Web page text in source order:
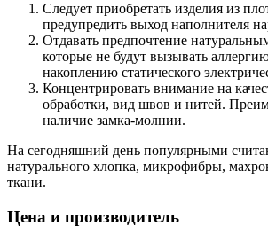
Следует приобретать изделия из
предупредить выход наполнителя
Отдавать предпочтение
которые не будут вызывать
накоплению статического
Концентрировать внимание на
обработки, вид швов и нитей.
наличие замка-молнии.
На сегодняшний день популярными
натурального хлопка, микрофибры,
ткани.
Цена и производитель